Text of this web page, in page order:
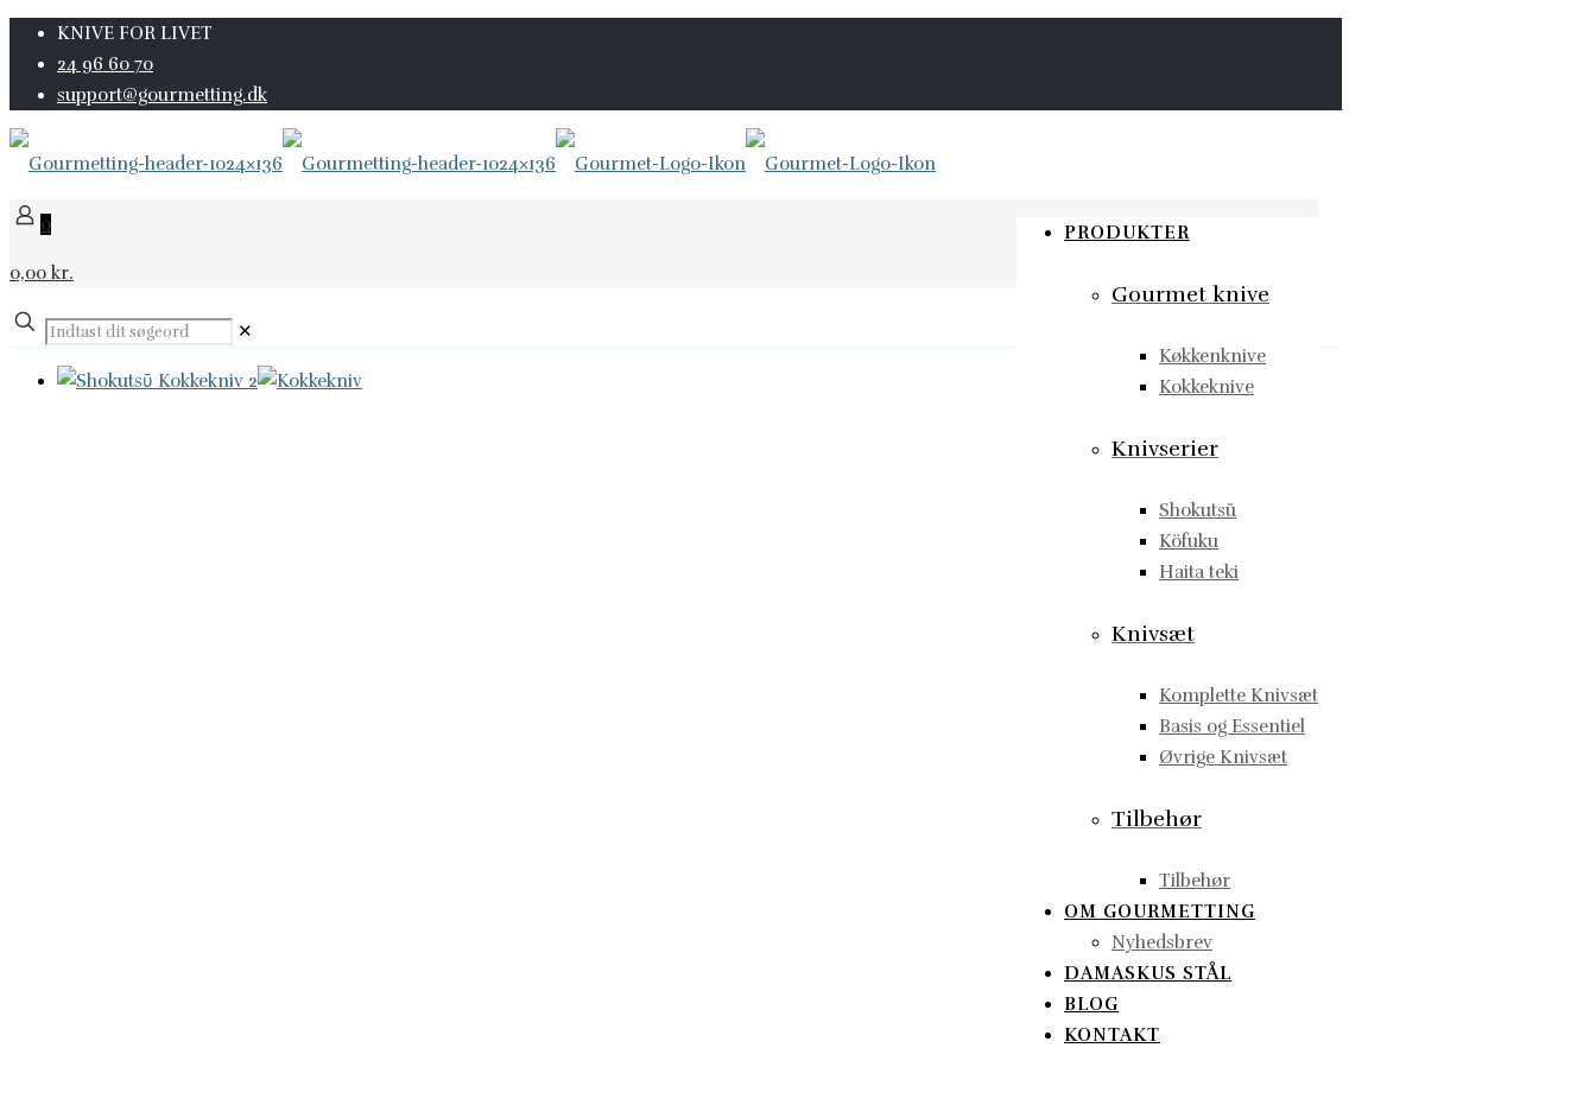
KNIVE FOR LIVET
24 96 60 70
support@gourmetting.dk
PRODUKTER
Gourmet knive
Køkkenknive
Kokkeknive
Knivserier
Shokutsü
Köfuku
Haita teki
Knivsæt
Komplette Knivsæt
Basis og Essentiel
Øvrige Knivsæt
Tilbehør
Tilbehør
OM GOURMETTING
Nyhedsbrev
DAMASKUS STÅL
BLOG
KONTAKT
0
0,00 kr.
✕